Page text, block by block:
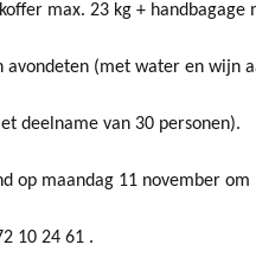
max. 23 kg + handbagage
(met water en wijn
deelname van 30 personen).
op maandag 11 november
10 24 61 .